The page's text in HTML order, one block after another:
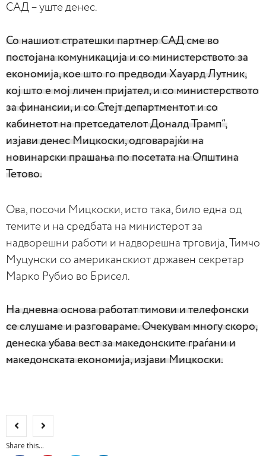
САД – уште денес.
Со нашиот стратешки партнер САД сме во
постојана комуникација и со министерството за
економија, кое што го предводи Хауард Лутник,
кој што е мој личен пријател, и со министерството
за финансии, и со Стејт департментот и со
кабинетот на претседателот Доналд Трамп“,
изјави денес Мицкоски, одговарајќи на
новинарски прашања по посетата на Општина
Тетово.
Ова, посочи Мицкоски, исто така, било една од
темите и на средбата на министерот за
надворешни работи и надворешна трговија, Тимчо
Муцунски со американскиот државен секретар
Марко Рубио во Брисел.
На дневна основа работат тимови и телефонски
се слушаме и разговараме. Очекувам многу скоро,
денеска убава вест за македонските граѓани и
македонската економија, изјави Мицкоски.
Share this...